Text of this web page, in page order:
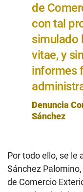
de
con tal
simulado
vitae, y
informes
Denuncia
Sánchez
Por todo ello, se le
Sánchez
de Comercio